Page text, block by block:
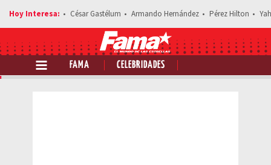
César Gastélum Armando Hernández Pérez Hilton
FAMA CELEBRIDADES
Comparte esta noticia